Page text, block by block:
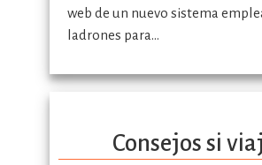
web de un nuevo sistema
ladrones para…
Consejos si